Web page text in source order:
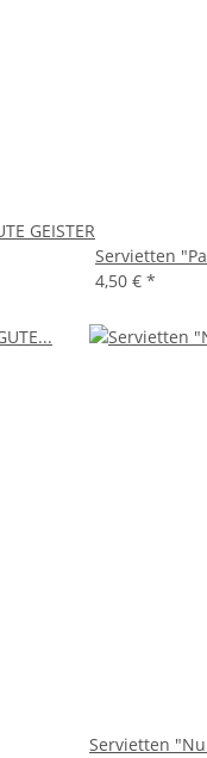
GEISTER
Servietten
4,50 € *
Servietten